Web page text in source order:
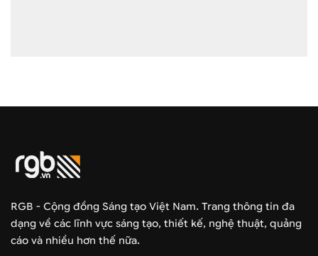
RGB - Cộng đồng Sáng tạo Việt Nam. Trang thông tin đa
dạng về các lĩnh vực sáng tạo, thiết kế, nghệ thuật, quảng
cáo và nhiều hơn thế nữa.